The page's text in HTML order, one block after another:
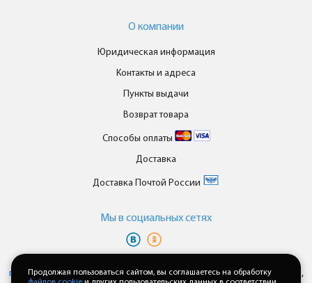
О компании
Юридическая информация
Контакты и адреса
Пункты выдачи
Возврат товара
Способы оплаты
Доставка
Доставка Почтой России
Мы в cоциальных сетях
персональных данныхипользовательского соглашениякаждый раз,
Продолжая пользоваться сайтом, вы соглашаетесь на обработку